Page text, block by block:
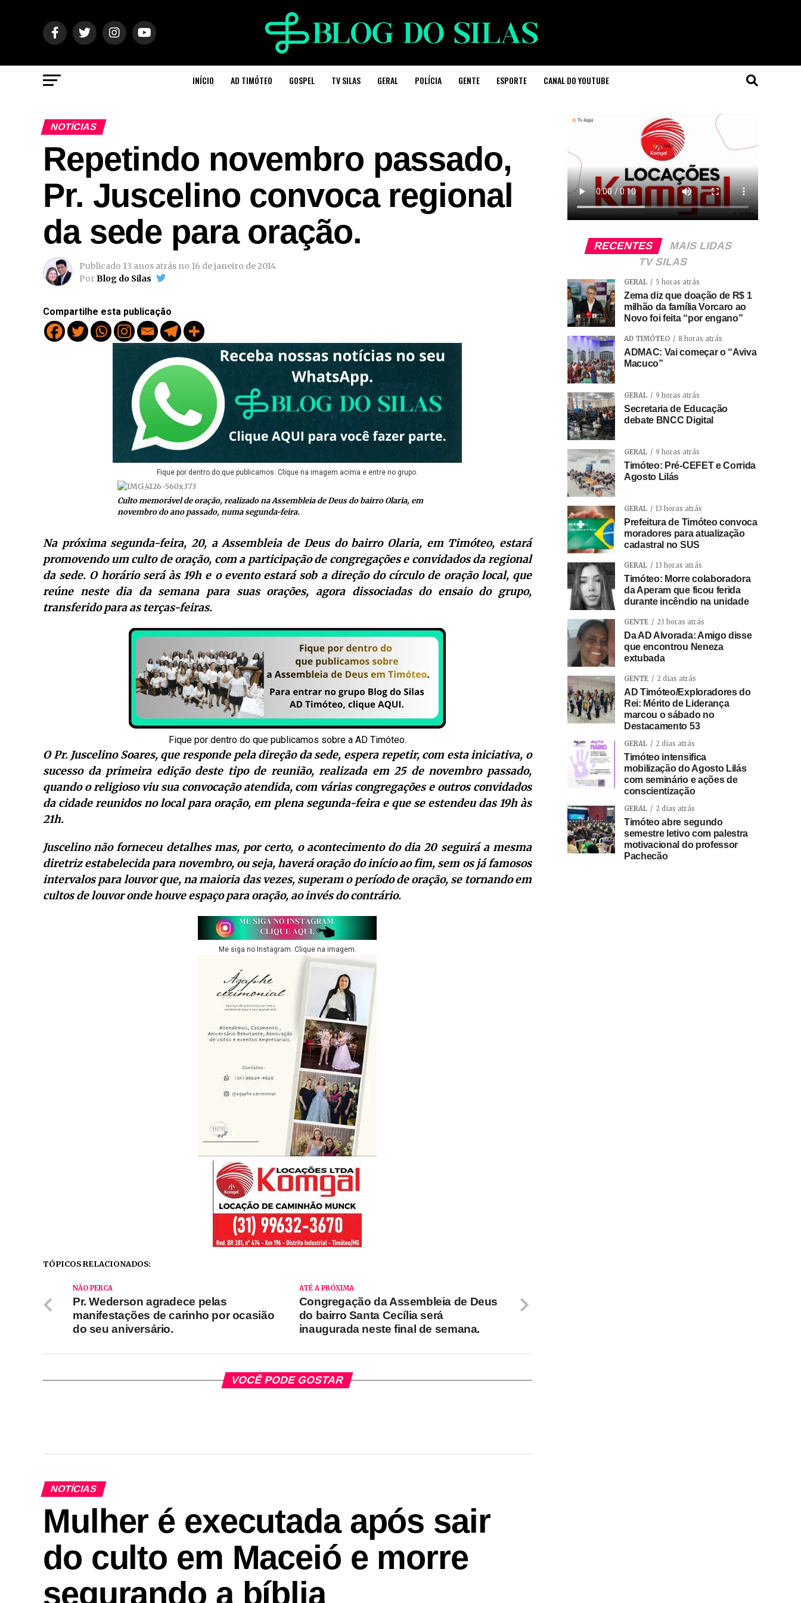
INÍCIO AD TIMÓTEO GOSPEL TV SILAS GERAL POLÍCIA GENTE ESPORTE CANAL DO YOUTUBE
NOTÍCIAS
Repetindo novembro passado,
Pr. Juscelino convoca regional
da sede para oração.
Publicado 13 anos atrás no 16 de janeiro de 2014
PorBlog do Silas
Compartilhe esta publicação
Fique por dentro do que publicamos. Clique na imagem acima e entre no grupo.
Culto memorável de oração, realizado na Assembleia de Deus do bairro Olaria, em
novembro do ano passado, numa segunda-feira.
Na próxima segunda-feira, 20, a Assembleia de Deus do bairro Olaria, em Timóteo, estará
promovendo um culto de oração, com a participação de congregações e convidados da regional
da sede. O horário será às 19h e o evento estará sob a direção do círculo de oração local, que
reúne neste dia da semana para suas orações, agora dissociadas do ensaio do grupo,
transferido para as terças-feiras.
Fique por dentro do que publicamos sobre a AD Timóteo.
O Pr. Juscelino Soares, que responde pela direção da sede, espera repetir, com esta iniciativa, o
sucesso da primeira edição deste tipo de reunião, realizada em 25 de novembro passado,
quando o religioso viu sua convocação atendida, com várias congregações e outros convidados
da cidade reunidos no local para oração, em plena segunda-feira e que se estendeu das 19h às
21h.
Juscelino não forneceu detalhes mas, por certo, o acontecimento do dia 20 seguirá a mesma
diretriz estabelecida para novembro, ou seja, haverá oração do início ao fim, sem os já famosos
intervalos para louvor que, na maioria das vezes, superam o período de oração, se tornando em
cultos de louvor onde houve espaço para oração, ao invés do contrário.
Me siga no Instagram. Clique na imagem.
TÓPICOS RELACIONADOS:
ATÉ A PRÓXIMA
Congregação da Assembleia de Deus
do bairro Santa Cecília será
inaugurada neste final de semana.
NÃO PERCA
Pr. Wederson agradece pelas
manifestações de carinho por ocasião
do seu aniversário.
VOCÊ PODE GOSTAR
NOTÍCIAS
Mulher é executada após sair
do culto em Maceió e morre
segurando a bíblia
RECENTES
MAIS LIDAS
TV SILAS
GERAL 5 horas atrás
Zema diz que doação de R$ 1
milhão da família Vorcaro ao
Novo foi feita “por engano”
AD TIMÓTEO 8 horas atrás
ADMAC: Vai começar o “Aviva
Macuco”
GERAL 9 horas atrás
Secretaria de Educação
debate BNCC Digital
GERAL 9 horas atrás
Timóteo: Pré-CEFET e Corrida
Agosto Lilás
GERAL 13 horas atrás
Prefeitura de Timóteo convoca
moradores para atualização
cadastral no SUS
GERAL 13 horas atrás
Timóteo: Morre colaboradora
da Aperam que ficou ferida
durante incêndio na unidade
GENTE 23 horas atrás
Da AD Alvorada: Amigo disse
que encontrou Neneza
extubada
GENTE 2 dias atrás
AD Timóteo/Exploradores do
Rei: Mérito de Liderança
marcou o sábado no
Destacamento 53
GERAL 2 dias atrás
Timóteo intensifica
mobilização do Agosto Lilás
com seminário e ações de
conscientização
GERAL 2 dias atrás
Timóteo abre segundo
semestre letivo com palestra
motivacional do professor
Pachecão